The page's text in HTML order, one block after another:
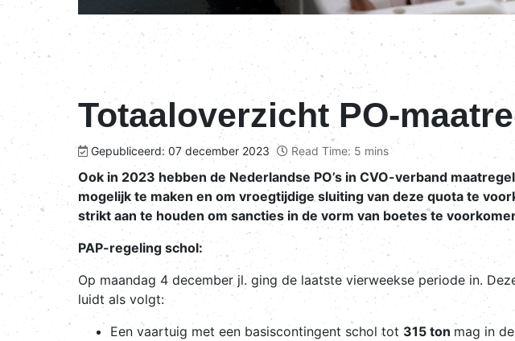
Totaaloverzicht PO-
Gepubliceerd: 07 december 2023 Read Time: 5 mins
Ook in 2023 hebben de Nederlandse PO’s in CVO-verband
mogelijk te maken en om vroegtijdige sluiting van deze quota te
strikt aan te houden om sancties in de vorm van boetes te
PAP-regeling schol:
Op maandag 4 december jl. ging de laatste vierweekse periode in.
luidt als volgt:
Een vaartuig met een basiscontingent schol tot 315 ton mag in